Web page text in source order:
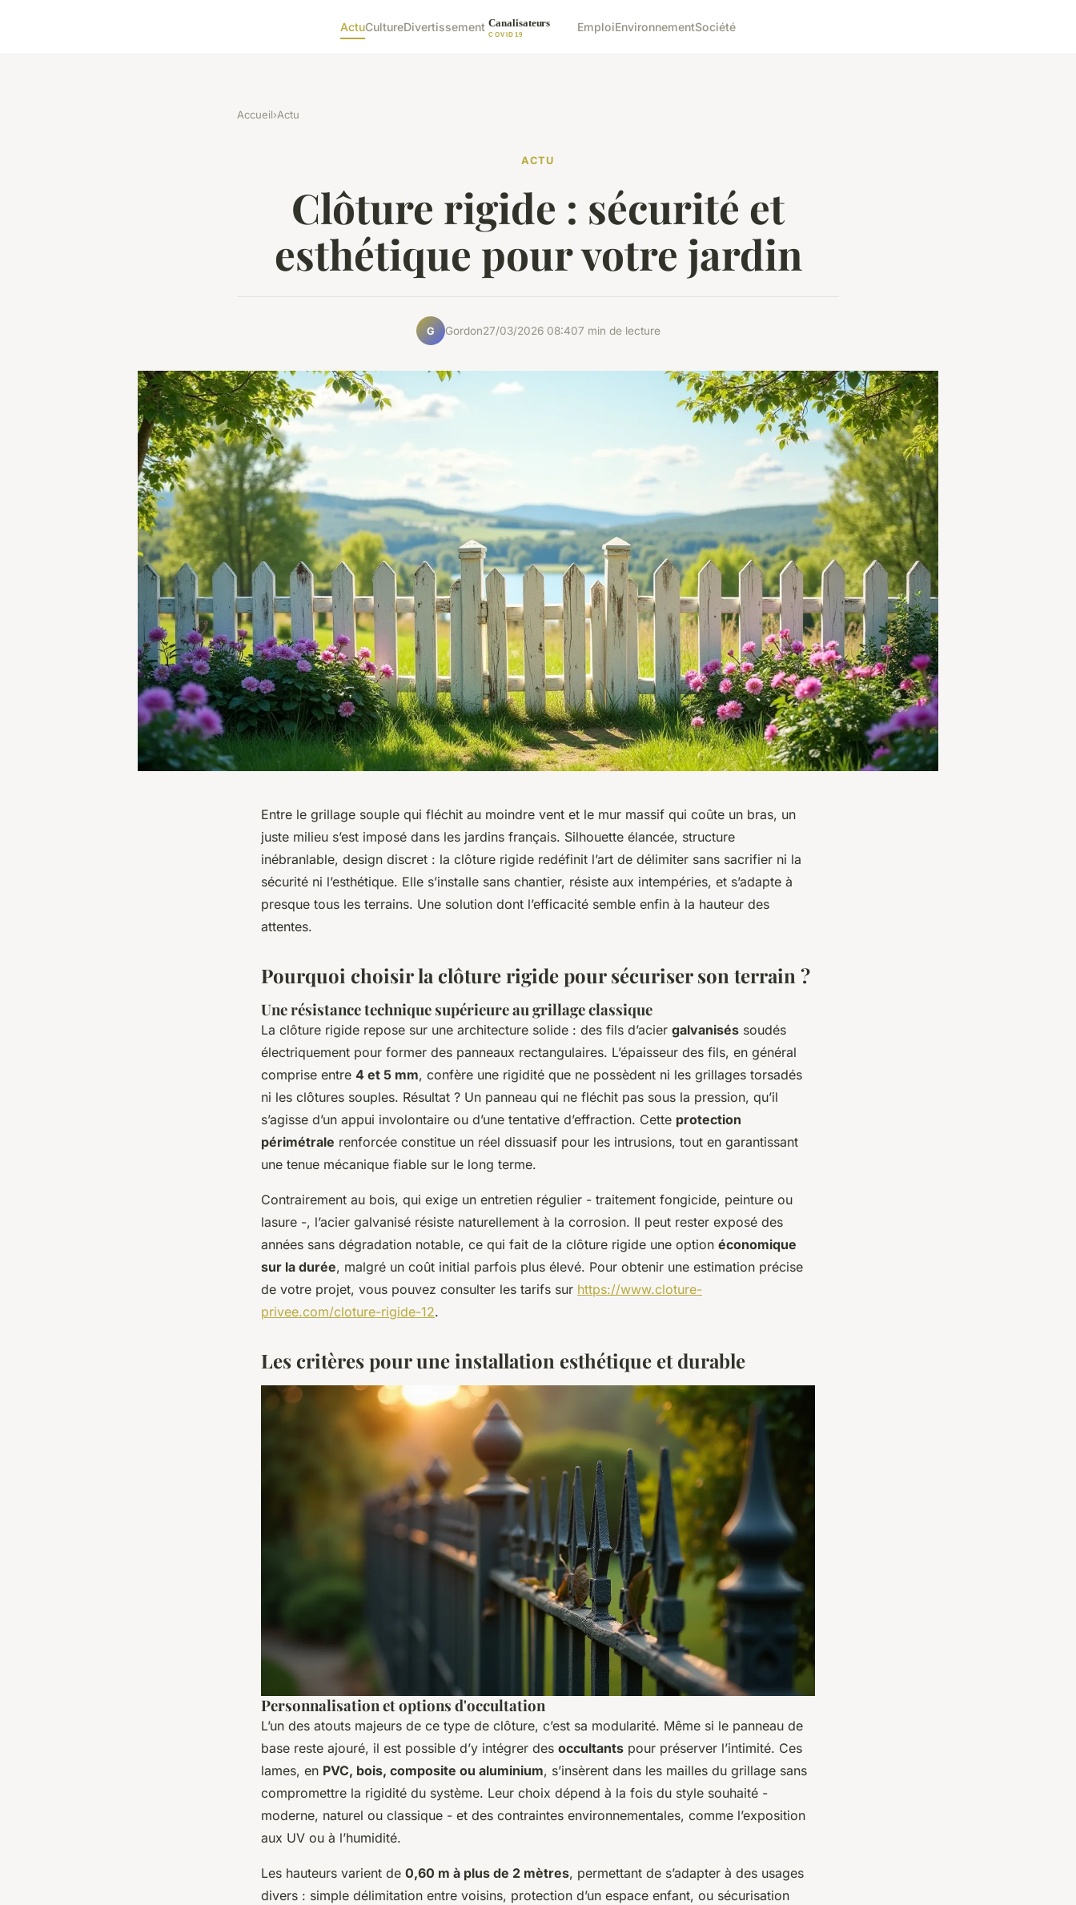
ActuCultureDivertissement EmploiEnvironnementSociété
Accueil›Actu
ACTU
Clôture rigide : sécurité et
esthétique pour votre jardin
G Gordon27/03/2026 08:407 min de lecture
Entre le grillage souple qui fléchit au moindre vent et le mur massif qui coûte un bras, un
juste milieu s’est imposé dans les jardins français. Silhouette élancée, structure
inébranlable, design discret : la clôture rigide redéfinit l’art de délimiter sans sacrifier ni la
sécurité ni l’esthétique. Elle s’installe sans chantier, résiste aux intempéries, et s’adapte à
presque tous les terrains. Une solution dont l’efficacité semble enfin à la hauteur des
attentes.
Pourquoi choisir la clôture rigide pour sécuriser son terrain ?
Une résistance technique supérieure au grillage classique
La clôture rigide repose sur une architecture solide : des fils d’acier galvanisés soudés
électriquement pour former des panneaux rectangulaires. L’épaisseur des fils, en général
comprise entre 4 et 5 mm, confère une rigidité que ne possèdent ni les grillages torsadés
ni les clôtures souples. Résultat ? Un panneau qui ne fléchit pas sous la pression, qu’il
s’agisse d’un appui involontaire ou d’une tentative d’effraction. Cette protection
périmétrale renforcée constitue un réel dissuasif pour les intrusions, tout en garantissant
une tenue mécanique fiable sur le long terme.
Contrairement au bois, qui exige un entretien régulier - traitement fongicide, peinture ou
lasure -, l’acier galvanisé résiste naturellement à la corrosion. Il peut rester exposé des
années sans dégradation notable, ce qui fait de la clôture rigide une option économique
sur la durée, malgré un coût initial parfois plus élevé. Pour obtenir une estimation précise
de votre projet, vous pouvez consulter les tarifs sur https://www.cloture-
privee.com/cloture-rigide-12.
Les critères pour une installation esthétique et durable
Personnalisation et options d'occultation
L’un des atouts majeurs de ce type de clôture, c’est sa modularité. Même si le panneau de
base reste ajouré, il est possible d’y intégrer des occultants pour préserver l’intimité. Ces
lames, en PVC, bois, composite ou aluminium, s’insèrent dans les mailles du grillage sans
compromettre la rigidité du système. Leur choix dépend à la fois du style souhaité -
moderne, naturel ou classique - et des contraintes environnementales, comme l’exposition
aux UV ou à l’humidité.
Les hauteurs varient de 0,60 m à plus de 2 mètres, permettant de s’adapter à des usages
divers : simple délimitation entre voisins, protection d’un espace enfant, ou sécurisation